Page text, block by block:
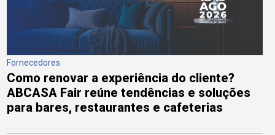
Fornecedores
Como renovar a experiência do cliente?
ABCASA Fair reúne tendências e soluções
para bares, restaurantes e cafeterias